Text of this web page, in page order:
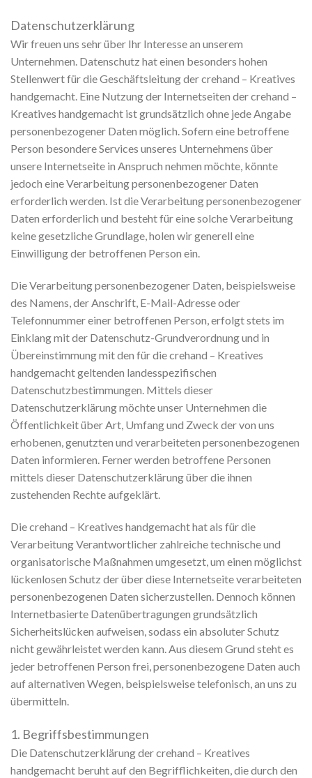
Datenschutzerklärung
Wir freuen uns sehr über Ihr Interesse an unserem
Unternehmen. Datenschutz hat einen besonders hohen
Stellenwert für die Geschäftsleitung der crehand – Kreatives
handgemacht. Eine Nutzung der Internetseiten der crehand –
Kreatives handgemacht ist grundsätzlich ohne jede Angabe
personenbezogener Daten möglich. Sofern eine betroffene
Person besondere Services unseres Unternehmens über
unsere Internetseite in Anspruch nehmen möchte, könnte
jedoch eine Verarbeitung personenbezogener Daten
erforderlich werden. Ist die Verarbeitung personenbezogener
Daten erforderlich und besteht für eine solche Verarbeitung
keine gesetzliche Grundlage, holen wir generell eine
Einwilligung der betroffenen Person ein.
Die Verarbeitung personenbezogener Daten, beispielsweise
des Namens, der Anschrift, E-Mail-Adresse oder
Telefonnummer einer betroffenen Person, erfolgt stets im
Einklang mit der Datenschutz-Grundverordnung und in
Übereinstimmung mit den für die crehand – Kreatives
handgemacht geltenden landesspezifischen
Datenschutzbestimmungen. Mittels dieser
Datenschutzerklärung möchte unser Unternehmen die
Öffentlichkeit über Art, Umfang und Zweck der von uns
erhobenen, genutzten und verarbeiteten personenbezogenen
Daten informieren. Ferner werden betroffene Personen
mittels dieser Datenschutzerklärung über die ihnen
zustehenden Rechte aufgeklärt.
Die crehand – Kreatives handgemacht hat als für die
Verarbeitung Verantwortlicher zahlreiche technische und
organisatorische Maßnahmen umgesetzt, um einen möglichst
lückenlosen Schutz der über diese Internetseite verarbeiteten
personenbezogenen Daten sicherzustellen. Dennoch können
Internetbasierte Datenübertragungen grundsätzlich
Sicherheitslücken aufweisen, sodass ein absoluter Schutz
nicht gewährleistet werden kann. Aus diesem Grund steht es
jeder betroffenen Person frei, personenbezogene Daten auch
auf alternativen Wegen, beispielsweise telefonisch, an uns zu
übermitteln.
1. Begriffsbestimmungen
Die Datenschutzerklärung der crehand – Kreatives
handgemacht beruht auf den Begrifflichkeiten, die durch den